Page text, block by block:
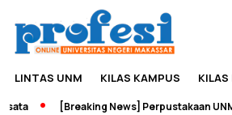
LINTAS UNM KILAS KAMPUS KILAS
[Breaking News] Perpustakaan UNM